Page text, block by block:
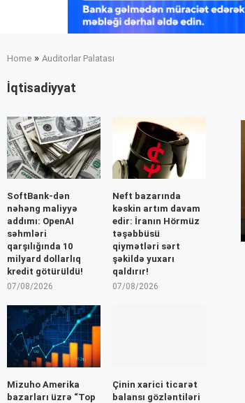
Home » Auditorlar Palatası
İqtisadiyyat
SoftBank-dən
nəhəng maliyyə
addımı: OpenAI
səhmləri
qarşılığında 10
milyard dollarlıq
kredit götürüldü!
07/08/2026
Neft bazarında
kəskin artım davam
edir: İranın Hörmüz
təşəbbüsü
qiymətləri sərt
şəkildə yuxarı
qaldırır!
07/08/2026
Mizuho Amerika
bazarları üzrə “Top
Çinin xarici ticarət
balansı gözləntiləri